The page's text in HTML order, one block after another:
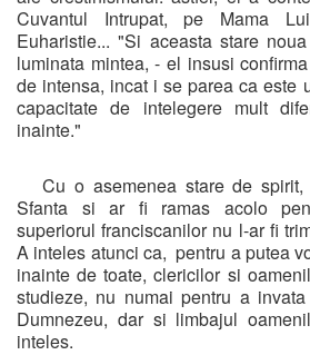
Cuvantul Intrupat, pe Mama
Euharistie... "Si aceasta stare
luminata mintea, - el insusi
de intensa, incat i se parea ca este
capacitate de intelegere mult
inainte."
Cu o asemenea stare de spirit,
Sfanta si ar fi ramas acolo
superiorul franciscanilor nu l-ar fi
A inteles atunci ca, pentru a putea
inainte de toate, clericilor si
studieze, nu numai pentru a
Dumnezeu, dar si limbajul
inteles.